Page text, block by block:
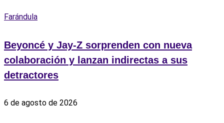
Farándula
Beyoncé y Jay-Z sorprenden con nueva
colaboración y lanzan indirectas a sus
detractores
6 de agosto de 2026